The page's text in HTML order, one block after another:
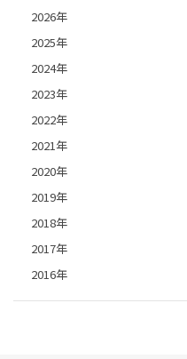
2026年
2025年
2024年
2023年
2022年
2021年
2020年
2019年
2018年
2017年
2016年